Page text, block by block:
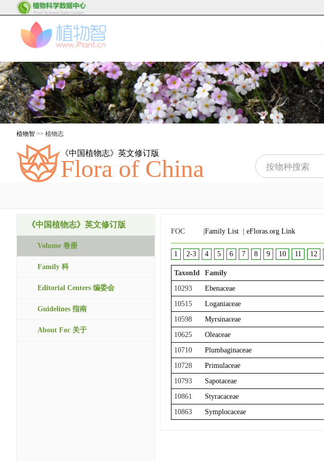
植物智 >> 植物志
《中国植物志》英文修订版
Flora of China
《中国植物志》英文修订版
Volume 卷册
Family 科
Editorial Centers 编委会
Guidelines 指南
About Foc 关于
FOC | Family List eFloras.org Link
1 2-3 4 5 6 7 8 9 10 11 12
TaxonId Family
10293
Ebenaceae
10515
Loganiaceae
10598
Myrsinaceae
10625
Oleaceae
10710
Plumbaginaceae
10728
Primulaceae
10793
Sapotaceae
10861
Styracaceae
10863
Symplocaceae